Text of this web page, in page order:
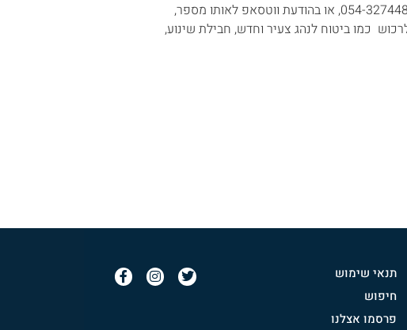
מי שמעוניין בעסקת ליסינג מוזמן ליצור איתי קשר בסלולרי 054-3274484, או בהודעת ווטסאפ לאותו מספר,
כמו ביטוח לנהג צעיר וחדש, חבילת שינוע,
תנאי שימוש
חיפוש
פרסמו אצלנו